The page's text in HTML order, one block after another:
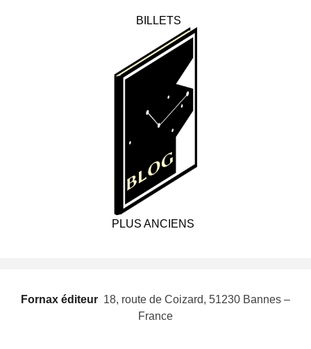
BILLETS
PLUS ANCIENS
Fornax éditeur  18, route de Coizard, 51230 Bannes –
France